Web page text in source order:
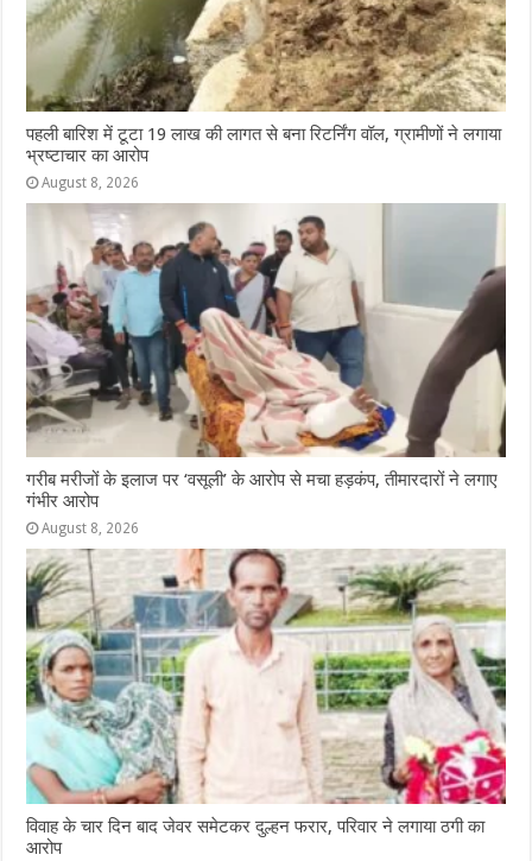
पहली बारिश में टूटा 19 लाख की लागत से बना रिटर्निंग वॉल, ग्रामीणों ने लगाया
भ्रष्टाचार का आरोप
August 8, 2026
गरीब मरीजों के इलाज पर ‘वसूली’ के आरोप से मचा हड़कंप, तीमारदारों ने लगाए
गंभीर आरोप
August 8, 2026
विवाह के चार दिन बाद जेवर समेटकर दुल्हन फरार, परिवार ने लगाया ठगी का
आरोप